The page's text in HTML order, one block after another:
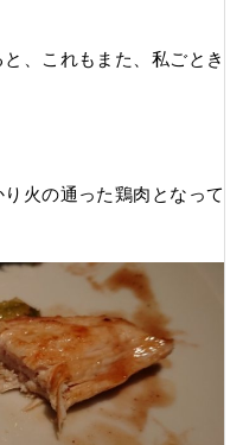
、これもまた、私ごとき
火の通った鶏肉となって